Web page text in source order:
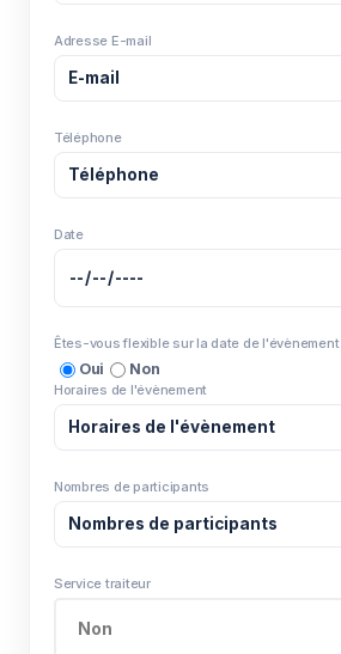
Adresse E-mail
Téléphone
Date
Êtes-vous flexible sur la date de l'évènement
Oui Non
Horaires de l'évènement
Nombres de participants
Service traiteur